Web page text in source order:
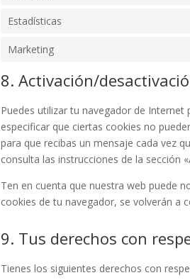
Estadísticas
Marketing
8. Activación/
Puedes utilizar tu navegador de
especificar que ciertas cookies no
para que recibas un mensaje cada vez
consulta las instrucciones de la sección
Ten en cuenta que nuestra web puede
cookies de tu navegador, se volverán a
9. Tus derechos con
Tienes los siguientes derechos con